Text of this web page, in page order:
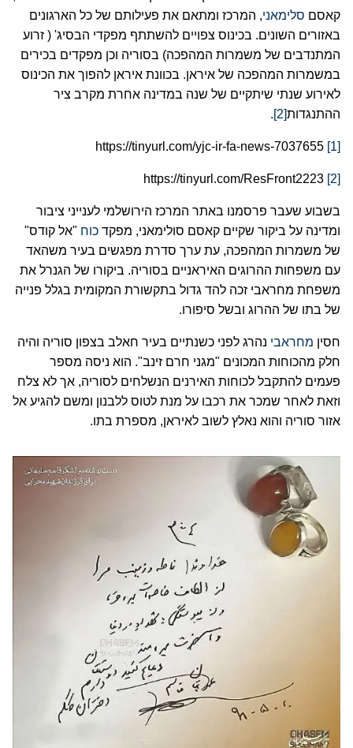
קאסם סלימאני, המרכז ומתאם את פעילותם של כל הארגונים
באזורים השונים. בכינוס צפויים להשתתף מפקדי הבסיג' ( זרוע
המתנדבים של משמרות המהפכה) בסוריה וכן מפקדים בכירים
במשמרות המהפכה של איראן. בכוונת איראן להפוך את הכינוס
לאירוע שנתי שיתקיים של שנה במדינה אחרת מקרב ציר
ההתנגדות[2]
.
[1]
[2]
בשבוע שעבר פרסמנו באתר המרכז הירושלמי לענייני ציבור
ומדינה על ביקור שקיים קאסם סולימאני, מפקד כוח "אל קודס"
של משמרות המהפכה, עת ערך סדרת מפגשים בעיר משהאד
עם משפחות ההרוגים האיראניים בסוריה. ביקורו של הגנרל את
משפחת מחראבי זכה להד גדול בתקשורת המקומית בגלל פנייה
של בתו של ההרוג ובשל סיפורו.
חסין מחראבי נהרג לפני כשנתיים בעיר חאלב בצפון סוריה והיה
חלק מהכוחות המכונים "מגני חרם זינב". הוא ניסה מספר
פעמים להתקבל לכוחות האירנים הנשלחים לסוריה, אך לא צלח
וזאת לאחר שמכר את רכבו על מנת לטוס ללבנון ומשם להגיע אל
אזור סוריה והוא נאלץ לשוב לאיראן, מספרת בתו.